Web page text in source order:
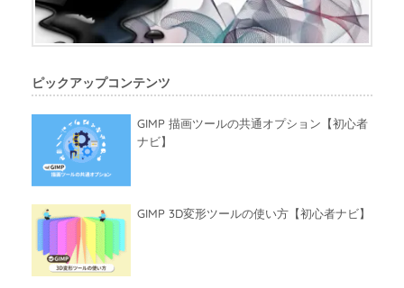
ピックアップコンテンツ
GIMP 描画ツールの共通オプション【初心者
ナビ】
GIMP 3D変形ツールの使い方【初心者ナビ】